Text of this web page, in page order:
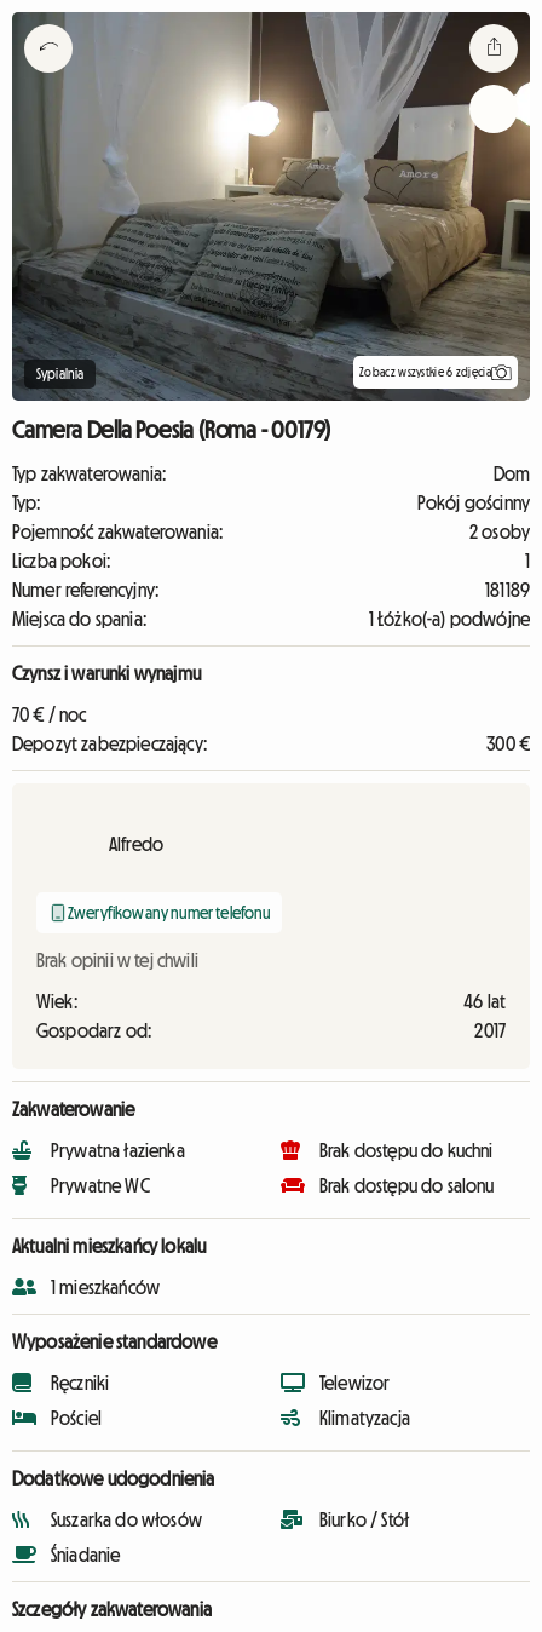
Sypialnia Zobacz wszystkie 6 zdjęcia
Camera Della Poesia (Roma - 00179)
Typ zakwaterowania:
Dom
Typ:
Pokój gościnny
Pojemność zakwaterowania:
2 osoby
Liczba pokoi:
1
Numer referencyjny:
181189
Miejsca do spania:
1 Łóżko(-a) podwójne
Czynsz i warunki wynajmu
70 € / noc
Depozyt zabezpieczający:
300 €
Alfredo
Zweryfikowany numer telefonu
Brak opinii w tej chwili
Wiek:
46 lat
Gospodarz od:
2017
Zakwaterowanie
Prywatna łazienka
Prywatne WC
Brak dostępu do kuchni
Brak dostępu do salonu
Aktualni mieszkańcy lokalu
1 mieszkańców
Wyposażenie standardowe
Ręczniki
Pościel
Telewizor
Klimatyzacja
Dodatkowe udogodnienia
Suszarka do włosów
Śniadanie
Biurko / Stół
Szczegóły zakwaterowania